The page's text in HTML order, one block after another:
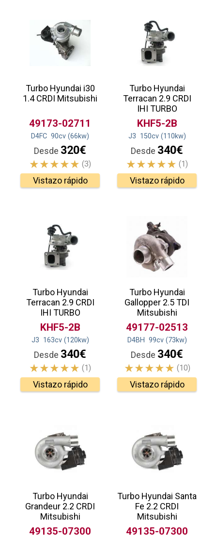
Turbo Hyundai i30
1.4 CRDI Mitsubishi
49173-02711
D4FC 90cv (66kw)
Desde 320€
(3)
Vistazo rápido
Turbo Hyundai
Terracan 2.9 CRDI
IHI TURBO
KHF5-2B
J3 150cv (110kw)
Desde 340€
(1)
Vistazo rápido
Turbo Hyundai
Terracan 2.9 CRDI
IHI TURBO
KHF5-2B
J3 163cv (120kw)
Desde 340€
(1)
Vistazo rápido
Turbo Hyundai
Gallopper 2.5 TDI
Mitsubishi
49177-02513
D4BH 99cv (73kw)
Desde 340€
(10)
Vistazo rápido
Turbo Hyundai
Grandeur 2.2 CRDI
Mitsubishi
49135-07300
Turbo Hyundai Santa
Fe 2.2 CRDI
Mitsubishi
49135-07300